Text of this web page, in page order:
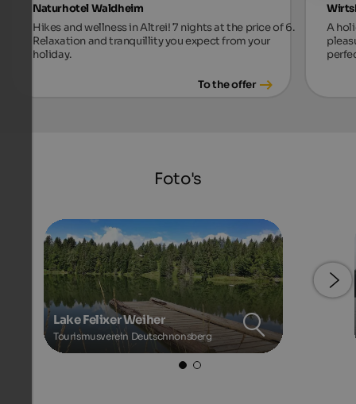
Naturhotel Waldheim
Hikes and wellness in Altrei! 7 nights at the price of 6.
Relaxation and tranquillity you expect from your
holiday.
To the offer
A
Foto's
Lake Felixer Weiher
Tourismusverein Deutschnonsberg